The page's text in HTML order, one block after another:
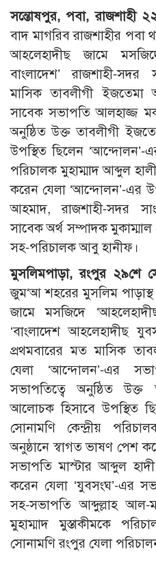
সন্তোষপুর, পবা, রাজশাহী
বাদ মাগরিব রাজশাহীর পবা
আহলেহাদীছ জামে
বাংলাদেশ’ রাজশাহী-
মাসিক তাবলীগী ইজতেমা
সাবেক সভাপতি আলহাজ্জ
অনুষ্ঠিত উক্ত তাবলীগী
উপস্থিত ছিলেন ‘আন্দোলন’-
পরিচালক মুহাম্মাদ আব্দুল
করেন যেলা ‘আন্দোলন’-এর
আহমাদ, রাজশাহী-সদর
সাবেক অর্থ সম্পাদক
সহ-পরিচালক আবু হানীফ।
মুসলিমপাড়া, রংপুর ২৯শে
জুম‘আ শহরের মুসলিম পাড়াস্থ
জামে মসজিদে
‘বাংলাদেশ আহলেহাদীছ
প্রথমবারের মত মাসিক
যেলা ‘আন্দোলন’-এর
সভাপতিত্বে অনুষ্ঠিত উক্ত
আলোচক হিসাবে উপস্থিত
সোনামণি কেন্দ্রীয়
অনুষ্ঠানে স্বাগত ভাষণ পেশ
সভাপতি মাস্টার আব্দুল
করেন যেলা ‘যুবসংঘ’-এর
সহ-সভাপতি আব্দুল্লাহ আল-
মুহাম্মাদ মুস্তাকীমকে
সোনামণি রংপুর যেলা